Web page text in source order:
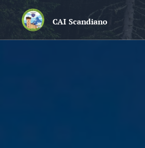
CAI Scandiano